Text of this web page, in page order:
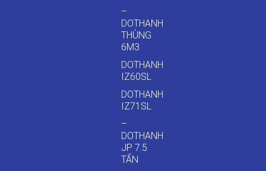
–
DOTHANH
THÙNG
6M3
DOTHANH
IZ60SL
DOTHANH
IZ71SL
–
DOTHANH
JP 7.5
TẤN